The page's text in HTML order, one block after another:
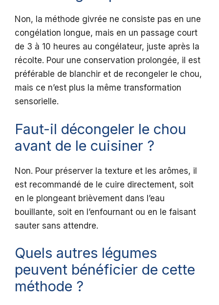
Non, la méthode givrée ne consiste pas en une
congélation longue, mais en un passage court
de 3 à 10 heures au congélateur, juste après la
récolte. Pour une conservation prolongée, il est
préférable de blanchir et de recongeler le chou,
mais ce n’est plus la même transformation
sensorielle.
Faut-il décongeler le chou
avant de le cuisiner ?
Non. Pour préserver la texture et les arômes, il
est recommandé de le cuire directement, soit
en le plongeant brièvement dans l’eau
bouillante, soit en l’enfournant ou en le faisant
sauter sans attendre.
Quels autres légumes
peuvent bénéficier de cette
méthode ?